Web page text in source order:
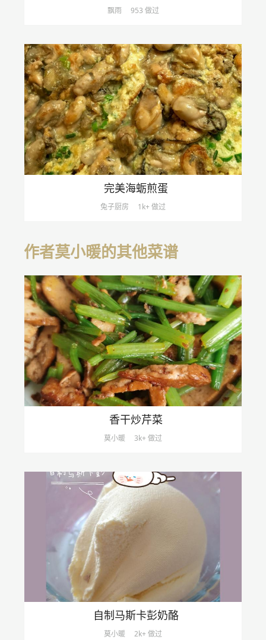
飘雨 953 做过
完美海蛎煎蛋
兔子厨房 1k+ 做过
作者莫小暖的其他菜谱
香干炒芹菜
莫小暖 3k+ 做过
自制马斯卡彭奶酪
莫小暖 2k+ 做过